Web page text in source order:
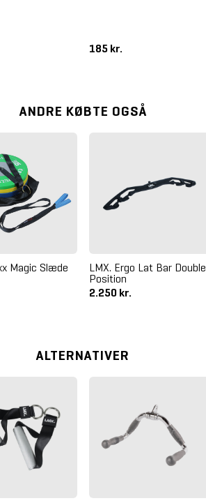
185 kr.
ANDRE KØBTE OGSÅ
Magic Slæde
LMX. Ergo Lat Bar Double
Position
2.250 kr.
ALTERNATIVER